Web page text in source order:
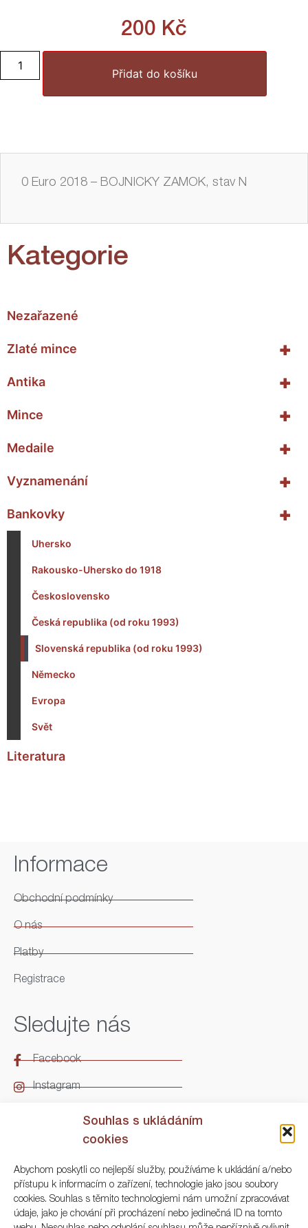
Souhlas s ukládáním
cookies
Abychom poskytli co nejlepší služby, používáme k ukládání a/nebo
přístupu k informacím o zařízení, technologie jako jsou soubory
cookies. Souhlas s těmito technologiemi nám umožní zpracovávat
údaje, jako je chování při procházení nebo jedinečná ID na tomto
Kategorie
Nezařazené
+
Zlaté mince
+
Antika
+
Mince
+
Medaile
+
Vyznamenání
+
Bankovky
Uhersko
Rakousko-Uhersko do 1918
Československo
Česká republika (od roku 1993)
Slovenská republika (od roku 1993)
Německo
Evropa
Svět
Literatura
200 Kč
Přidat do košíku
0 Euro 2018 – BOJNICKY ZAMOK, stav N
Informace
Obchodní podmínky
O nás
Platby
Registrace
Sledujte nás
Facebook
Instagram
Kontakt
ARGO Numismatika
Korunní 83, Praha 3